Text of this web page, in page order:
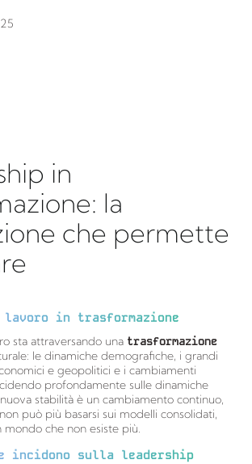
in
la
che permette
in trasformazione
sta attraversando una trasformazione
le dinamiche demografiche, i grandi
e geopolitici e i cambiamenti
profondamente sulle dinamiche
stabilità è un cambiamento continuo,
non può più basarsi sui modelli consolidati,
mondo che non esiste più.
sulla leadership